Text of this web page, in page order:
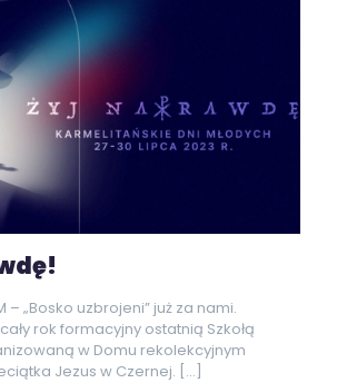
– „Bosko uzbrojeni” już za nami.
rok formacyjny ostatnią Szkołą
w Domu rekolekcyjnym
Jezus w Czernej. […]